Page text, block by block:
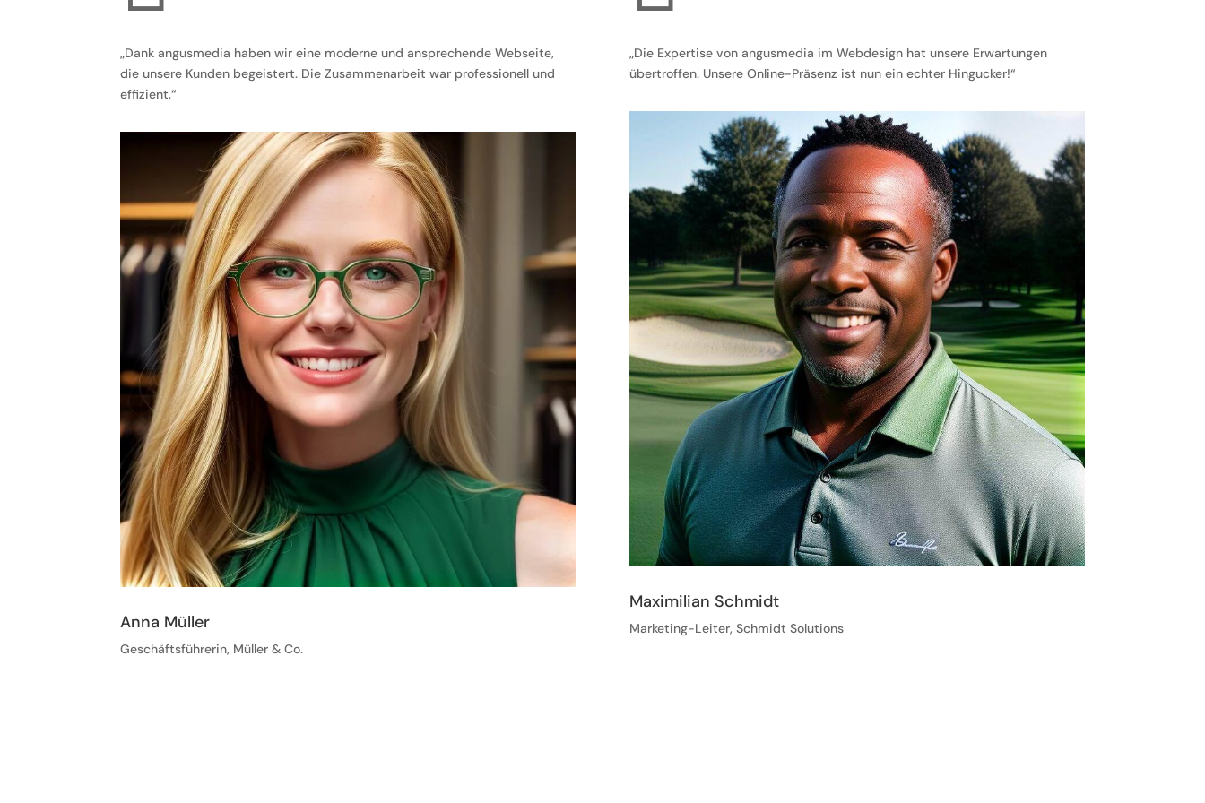
„Dank angusmedia haben wir eine moderne und ansprechende Webseite,
die unsere Kunden begeistert. Die Zusammenarbeit war professionell und
effizient.“
Anna Müller
Geschäftsführerin, Müller & Co.
„Die Expertise von angusmedia im Webdesign hat unsere Erwartungen
übertroffen. Unsere Online-Präsenz ist nun ein echter Hingucker!“
Maximilian Schmidt
Marketing-Leiter, Schmidt Solutions